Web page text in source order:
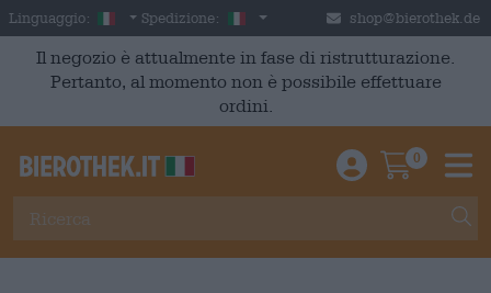
Skip to main content
Linguaggio: Italian
Spedizione: Italia shop@bierothek.de
Il negozio è attualmente in fase di ristrutturazione.
Pertanto, al momento non è possibile effettuare
ordini.
Einloggen /
0